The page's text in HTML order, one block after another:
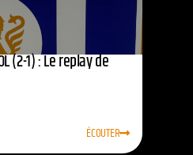
(2-1) : Le replay de
ÉCOUTER